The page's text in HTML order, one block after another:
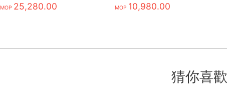
OLED65M4PCA
MOP 25,280.00
OLED42C6PCA
MOP 10,980.00
猜你喜歡